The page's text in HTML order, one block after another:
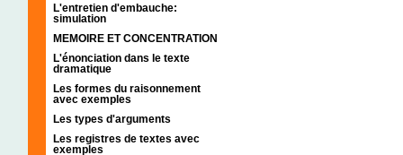
L'entretien d'embauche:
simulation
MEMOIRE ET CONCENTRATION
L'énonciation dans le texte
dramatique
Les formes du raisonnement
avec exemples
Les types d'arguments
Les registres de textes avec
exemples